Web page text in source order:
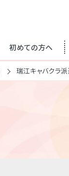
初めての方へ
瑞江キャバクラ